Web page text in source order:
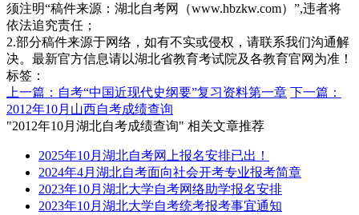
须注明“稿件来源：湖北自考网（www.hbzkw.com）”,违者将
依法追究责任；
2.部分稿件来源于网络，如有不实或侵权，请联系我们沟通解
决。最新官方信息请以湖北省教育考试院及各教育官网为准！
标签：
上一篇：自考“中国近现代史纲要”复习资料第一章 下一篇：
2012年10月山西自考成绩查询
"2012年10月湖北自考成绩查询" 相关文章推荐
2025年10月湖北自考网上报名安排已出！
2024年4月湖北自考面向社会开考专业报考简章
2023年10月湖北大学自考网络助学报名安排
2023年10月湖北大学自考统考报考事宜通知